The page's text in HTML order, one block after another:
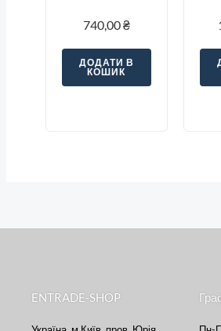
740,00₴
ДОДАТИ В
КОШИК
ENTRADE-SHOP